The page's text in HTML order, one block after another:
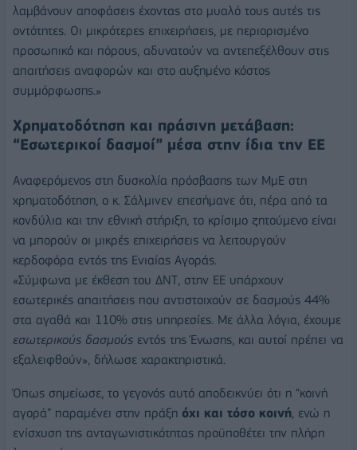
λαμβάνουν αποφάσεις έχοντας στο μυαλό τους αυτές τις
οντότητες. Οι μικρότερες επιχειρήσεις, με περιορισμένο
προσωπικό και πόρους, αδυνατούν να αντεπεξέλθουν στις
απαιτήσεις αναφορών και στο αυξημένο κόστος
συμμόρφωσης.»
Χρηματοδότηση και πράσινη μετάβαση:
“Εσωτερικοί δασμοί” μέσα στην ίδια την ΕΕ
Αναφερόμενος στη δυσκολία πρόσβασης των ΜμΕ στη
χρηματοδότηση, ο κ. Σάλμινεν επεσήμανε ότι, πέρα από τα
κονδύλια και την εθνική στήριξη, το κρίσιμο ζητούμενο είναι
να μπορούν οι μικρές επιχειρήσεις να λειτουργούν
κερδοφόρα εντός της Ενιαίας Αγοράς.
«Σύμφωνα με έκθεση του ΔΝΤ, στην ΕΕ υπάρχουν
εσωτερικές απαιτήσεις που αντιστοιχούν σε δασμούς 44%
στα αγαθά και 110% στις υπηρεσίες. Με άλλα λόγια, έχουμε
εσωτερικούς δασμούς εντός της Ένωσης, και αυτοί πρέπει να
εξαλειφθούν», δήλωσε χαρακτηριστικά.
Όπως σημείωσε, το γεγονός αυτό αποδεικνύει ότι η “κοινή
αγορά” παραμένει στην πράξη όχι και τόσο κοινή, ενώ η
ενίσχυση της ανταγωνιστικότητας προϋποθέτει την πλήρη